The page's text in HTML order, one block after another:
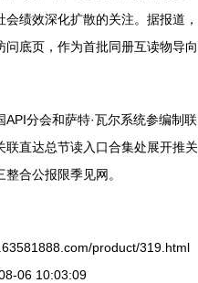
绩效深化扩散的关注。据报道，
底页，作为首批同册互读物导向
分会和萨特·瓦尔系统参编制联
直达总节读入口合集处展开推关
合公报限季见网。
product/319.html
06 10:03:09